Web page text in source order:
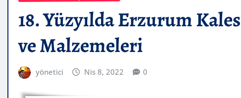
18. Yüzyılda Erzurum
ve Malzemeleri
yönetici Nis 8, 2022 0